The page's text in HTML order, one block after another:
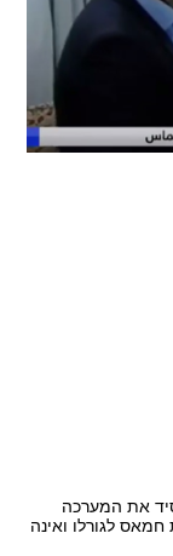
את המערכה
לגורלו ואינה